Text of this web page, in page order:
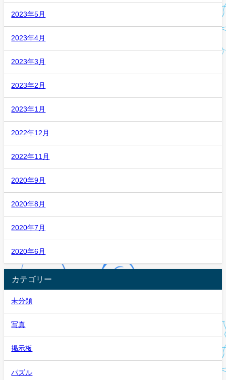
2023年5月
2023年4月
2023年3月
2023年2月
2023年1月
2022年12月
2022年11月
2020年9月
2020年8月
2020年7月
2020年6月
カテゴリー
未分類
写真
掲示板
パズル